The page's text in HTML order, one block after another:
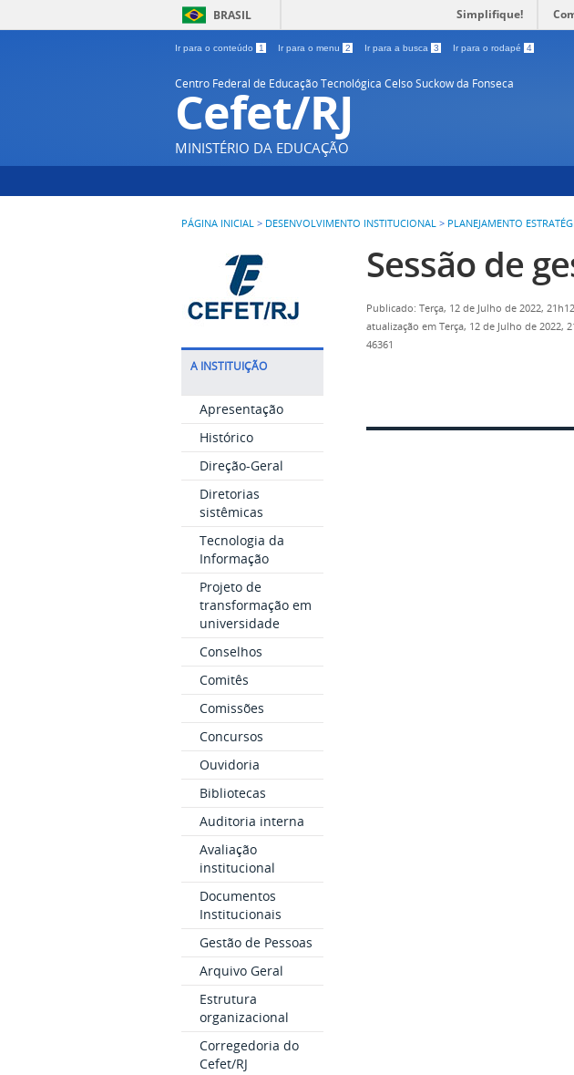
BRASIL Simplifique!
Ir para o conteúdo 1 Ir para o menu 2 Ir para a busca 3 Ir para o rodapé 4
Centro Federal de Educação Tecnológica Celso Suckow da Fonseca
Cefet/RJ
MINISTÉRIO DA EDUCAÇÃO
PÁGINA INICIAL > DESENVOLVIMENTO INSTITUCIONAL > PLANEJAMENTO
A INSTITUIÇÃO
Apresentação
Histórico
Direção-Geral
Diretorias
sistêmicas
Tecnologia da
Informação
Projeto de
transformação em
universidade
Conselhos
Comitês
Comissões
Concursos
Ouvidoria
Bibliotecas
Auditoria interna
Avaliação
institucional
Documentos
Institucionais
Gestão de Pessoas
Arquivo Geral
Estrutura
organizacional
Corregedoria do
Cefet/RJ
Sessão de
Publicado: Terça, 12 de Julho de 2022, 21h12
atualização em Terça, 12 de Julho de 2022,
46361